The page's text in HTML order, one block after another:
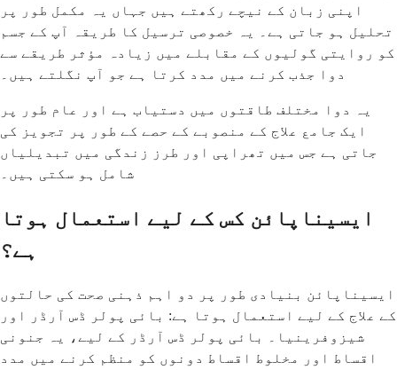
اپنی زبان کے نیچے رکھتے ہیں جہاں یہ مکمل طور پر
تحلیل ہو جاتی ہے۔ یہ خصوصی ترسیل کا طریقہ آپ کے جسم
کو روایتی گولیوں کے مقابلے میں زیادہ مؤثر طریقے سے
دوا جذب کرنے میں مدد کرتا ہے جو آپ نگلتے ہیں۔
یہ دوا مختلف طاقتوں میں دستیاب ہے اور عام طور پر
ایک جامع علاج کے منصوبے کے حصے کے طور پر تجویز کی
جاتی ہے جس میں تھراپی اور طرز زندگی میں تبدیلیاں
شامل ہو سکتی ہیں۔
ایسیناپائن کس کے لیے استعمال ہوتا
ہے؟
ایسیناپائن بنیادی طور پر دو اہم ذہنی صحت کی حالتوں
کے علاج کے لیے استعمال ہوتا ہے: بائی پولر ڈس آرڈر اور
شیزوفرینیا۔ بائی پولر ڈس آرڈر کے لیے، یہ جنونی
اقساط اور مخلوط اقساط دونوں کو منظم کرنے میں مدد